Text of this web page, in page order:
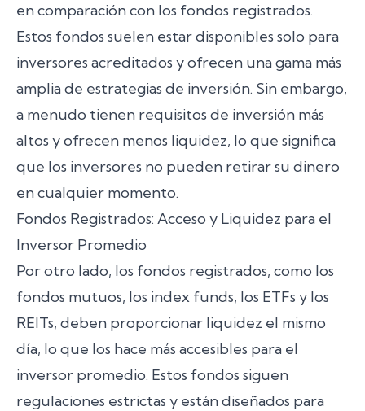
en comparación con los fondos registrados.
Estos fondos suelen estar disponibles solo para
inversores acreditados y ofrecen una gama más
amplia de estrategias de inversión. Sin embargo,
a menudo tienen requisitos de inversión más
altos y ofrecen menos liquidez, lo que significa
que los inversores no pueden retirar su dinero
en cualquier momento.
Fondos Registrados: Acceso y Liquidez para el
Inversor Promedio
Por otro lado, los fondos registrados, como los
fondos mutuos, los index funds, los ETFs y los
REITs, deben proporcionar liquidez el mismo
día, lo que los hace más accesibles para el
inversor promedio. Estos fondos siguen
regulaciones estrictas y están diseñados para